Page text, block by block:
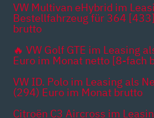
VW Multivan eHybrid im
Bestellfahrzeug für 364
brutto
🔥 VW Golf GTE im Leasing
Euro im Monat netto [8-fach
VW ID. Polo im Leasing als
(294) Euro im Monat brutto
Citroën C3 Aircross im